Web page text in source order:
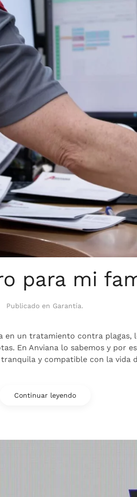
para mi
Publicado en Garantía.
en un tratamiento contra
En Anviana lo sabemos y por
y compatible con la vida
Continuar leyendo